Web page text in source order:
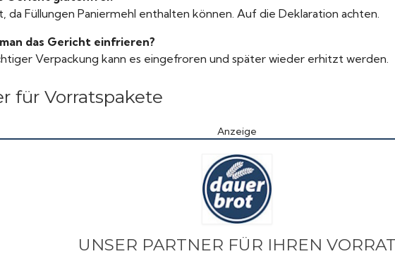
da Füllungen Paniermehl enthalten können. Auf die Deklaration achten.
das Gericht einfrieren?
Verpackung kann es eingefroren und später wieder erhitzt werden.
für Vorratspakete
Anzeige
UNSER PARTNER FÜR IHREN VORRAT